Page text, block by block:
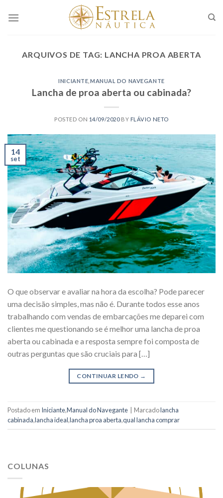
ARQUIVOS DE TAG: LANCHA PROA ABERTA
INICIANTE MANUAL DO NAVEGANTE
Lancha de proa aberta ou cabinada?
POSTED ON 14/09/2020BY FLÁVIO NETO
14
set
O que observar e avaliar na hora da escolha? Pode parecer
uma decisão simples, mas não é. Durante todos esse anos
trabalhando com vendas de embarcações me deparei com
clientes me questionando se é melhor uma lancha de proa
aberta ou cabinada e a resposta sempre foi composta de
outras perguntas que são cruciais para […]
CONTINUAR LENDO →
Postado em Iniciante,Manual do Navegante Marcadolancha
cabinada,lancha ideal,lancha proa aberta,qual lancha comprar
COLUNAS